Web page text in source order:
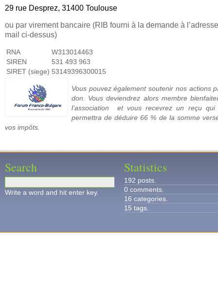
29 rue Desprez, 31400 Toulouse
ou par virement bancaire (RIB fourni à la demande à l’adresse
mail ci-dessus)
RNA
W313014463
SIREN
531 493 963
SIRET (siege) 53149396300015
Vous pouvezégalementsoutenir nos actions
don. Vous deviendrez alors membre
l’association et vous recevrez un reçu qui
permettra de déduire 66 % de la somme
vos impôts.
Search
Write a word and hit enter key.
Statistics
192 posts.
0 comments.
16 categories.
15 tags.